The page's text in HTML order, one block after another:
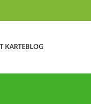
KARTEBLOG